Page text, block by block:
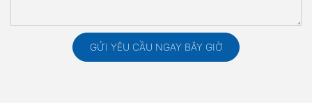
GỬI YÊU CẦU NGAY BÂY GIỜ